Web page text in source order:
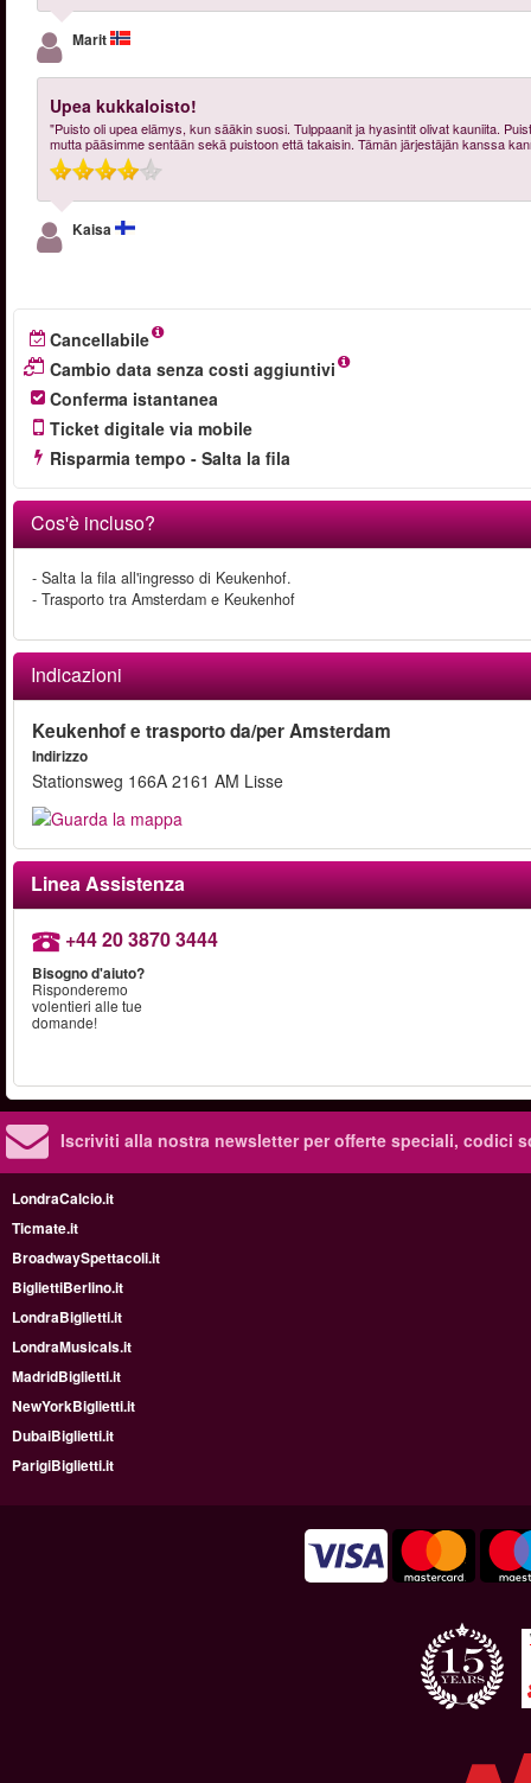
Marit
Upea kukkaloisto!
"Puisto oli upea elämys, kun sääkin suosi. Tulppaanit ja hyasintit olivat kauniita.
mutta pääsimme sentään sekä puistoon että takaisin. Tämän järjestäjän kanssa
Kaisa
Cancellabile
Cambio data senza costi aggiuntivi
Conferma istantanea
Ticket digitale via mobile
Risparmia tempo - Salta la fila
Cos'è incluso?
- Salta la fila all'ingresso di Keukenhof.
- Trasporto tra Amsterdam e Keukenhof
Indicazioni
Keukenhof e trasporto da/per Amsterdam
Indirizzo
Stationsweg 166A 2161 AM Lisse
Linea Assistenza
+44 20 3870 3444
Bisogno d'aiuto?
Risponderemo
volentieri alle tue
domande!
Iscriviti alla nostra newsletter per offerte speciali, codici
LondraCalcio.it
Ticmate.it
BroadwaySpettacoli.it
BigliettiBerlino.it
LondraBiglietti.it
LondraMusicals.it
MadridBiglietti.it
NewYorkBiglietti.it
DubaiBiglietti.it
ParigiBiglietti.it